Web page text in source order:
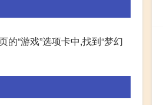
的“游戏”选项卡中,找到“梦幻